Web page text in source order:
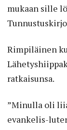
mukaan sille
Rimpiläinen
ratkaisunsa.
”Minulla oli
evankelis-